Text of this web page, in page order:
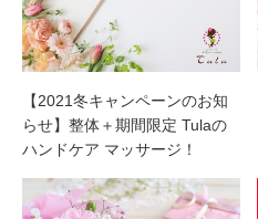
【2021冬キャンペーンのお知
らせ】整体＋期間限定 Tulaの
ハンドケア マッサージ！